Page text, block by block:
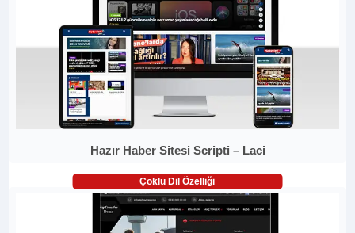
Hazır Haber Sitesi Scripti – Laci
Çoklu Dil Özelliği